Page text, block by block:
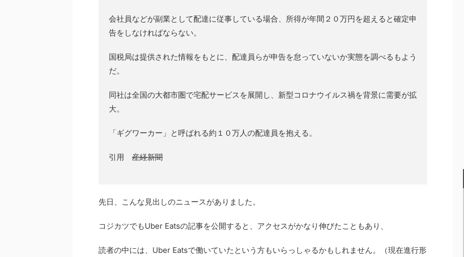
会社員などが副業として配達に従事している場合、所得が年間２０万円を超えると確定申
告をしなければならない。
国税局は提供された情報をもとに、配達員らが申告を怠っていないか実態を調べるもよう
だ。
同社は全国の大都市圏で宅配サービスを展開し、新型コロナウイルス禍を背景に需要が拡
大。
「ギグワーカー」と呼ばれる約１０万人の配達員を抱える。
引用 産経新聞
先日、こんな見出しのニュースがありました。
コジカツでもUber Eatsの記事を公開すると、アクセスがかなり伸びたこともあり、
読者の中には、Uber Eatsで働いていたという方もいらっしゃるかもしれません。（現在進行形